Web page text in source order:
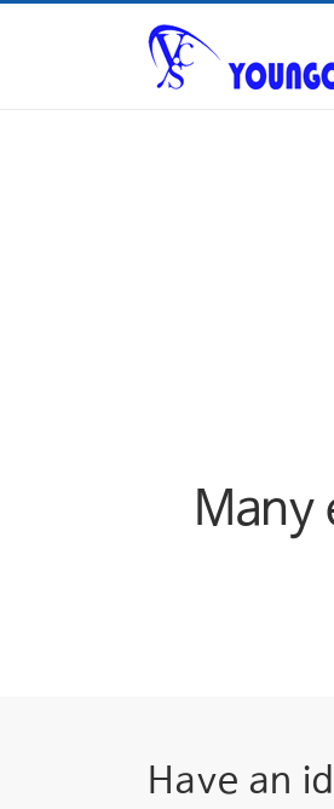
: ftp_fget() expects parameter 1
Many
Have an